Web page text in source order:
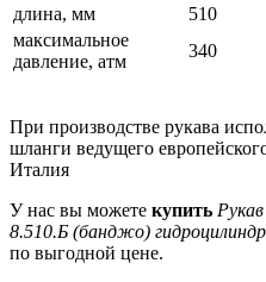
длина, мм
510
максимальное
давление, атм
340
При производстве рукава
шланги ведущего
Италия
У нас вы можете купить
8.510.Б (банджо)
по выгодной цене.